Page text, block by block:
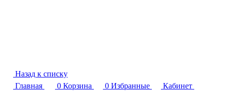
Назад к списку
Главная
0 Корзина 0 Избранные
Кабинет